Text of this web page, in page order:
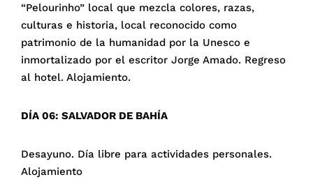
“Pelourinho” local que mezcla colores, razas,
culturas e historia, local reconocido como
patrimonio de la humanidad por la Unesco e
inmortalizado por el escritor Jorge Amado. Regreso
al hotel. Alojamiento.
DÍA 06: SALVADOR DE BAHÍA
Desayuno. Día libre para actividades personales.
Alojamiento